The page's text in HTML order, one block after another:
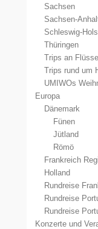
Sachsen
Sachsen-
Schleswig-
Thüringen
Trips an
Trips rund um
UMIWOs
Europa
Dänemark
Fünen
Jütland
Römö
Frankreich
Holland
Rundreise
Rundreise
Rundreise
Konzerte und